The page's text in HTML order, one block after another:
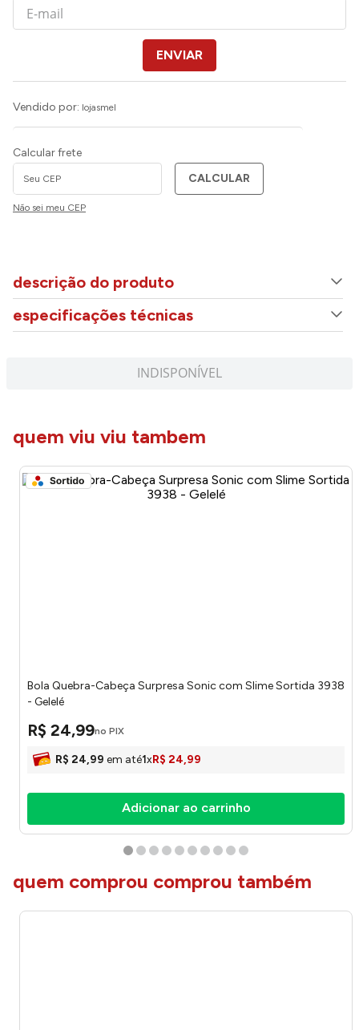
ENVIAR
Vendido por: lojasmel
Calcular frete
CALCULAR
Não sei meu CEP
descrição do produto
especificações técnicas
INDISPONÍVEL
quem viu viu tambem
Bola Quebra-Cabeça Surpresa Sonic com Slime Sortida 3938
- Gelelé
R$ 24,99no PIX
R$ 24,99 em até1xR$ 24,99
Adicionar ao carrinho
quem comprou comprou também